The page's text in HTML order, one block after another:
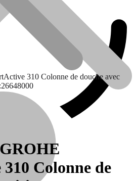
310 Colonne de douche avec
Colonne de